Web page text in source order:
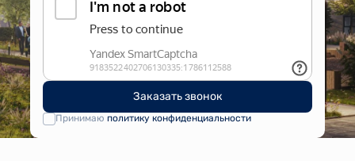
Заказать звонок
Принимаю политику конфиденциальности